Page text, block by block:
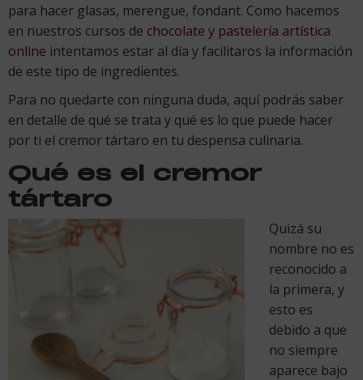
para hacer glasas, merengue, fondant. Como hacemos
en nuestros cursos de chocolate y pastelería artística
online intentamos estar al día y facilitaros la información
de este tipo de ingredientes.
Para no quedarte con ninguna duda, aquí podrás saber
en detalle de qué se trata y qué es lo que puede hacer
por ti el cremor tártaro en tu despensa culinaria.
Qué es el cremor
tártaro
Quizá su
nombre no es
reconocido a
la primera, y
esto es
debido a que
no siempre
aparece bajo